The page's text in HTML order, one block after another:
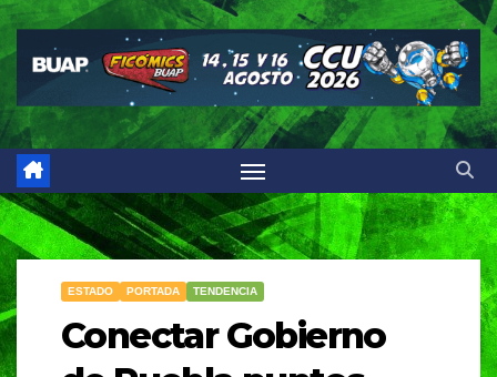
ESTADO PORTADA TENDENCIA
Conectar Gobierno